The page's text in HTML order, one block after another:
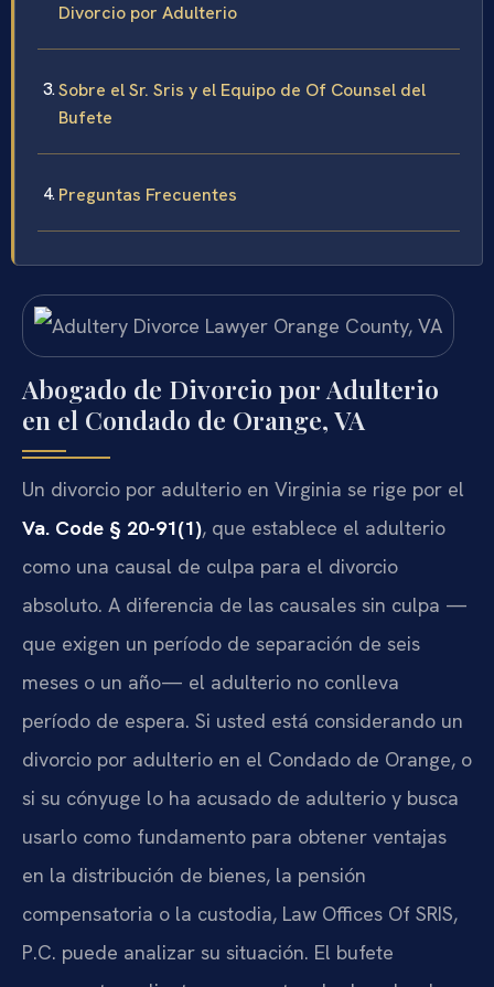
Divorcio por Adulterio
Sobre el Sr. Sris y el Equipo de Of Counsel del
Bufete
Preguntas Frecuentes
Abogado de Divorcio por Adulterio
en el Condado de Orange, VA
Un divorcio por adulterio en Virginia se rige por el
Va. Code § 20-91(1), que establece el adulterio
como una causal de culpa para el divorcio
absoluto. A diferencia de las causales sin culpa —
que exigen un período de separación de seis
meses o un año— el adulterio no conlleva
período de espera. Si usted está considerando un
divorcio por adulterio en el Condado de Orange, o
si su cónyuge lo ha acusado de adulterio y busca
usarlo como fundamento para obtener ventajas
en la distribución de bienes, la pensión
compensatoria o la custodia, Law Offices Of SRIS,
P.C. puede analizar su situación. El bufete